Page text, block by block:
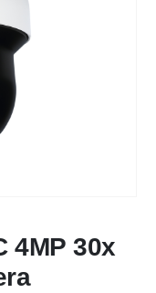
4MP 30x